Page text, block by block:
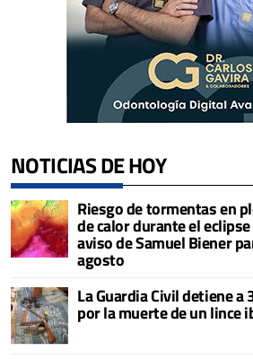
NOTICIAS DE HOY
Riesgo de tormentas en
de calor durante el
aviso de Samuel Biener
agosto
La Guardia Civil detiene a
por la muerte de un lince